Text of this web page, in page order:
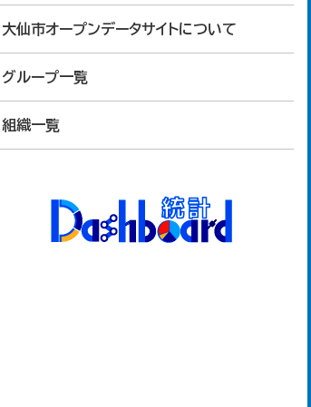
大仙市オープンデータサイトについて
グループ一覧
組織一覧